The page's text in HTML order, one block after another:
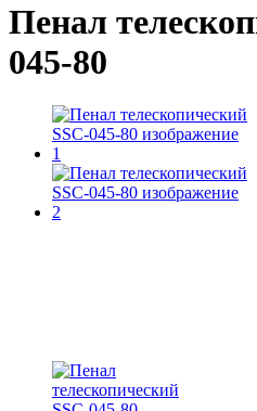
Пенал
045-80